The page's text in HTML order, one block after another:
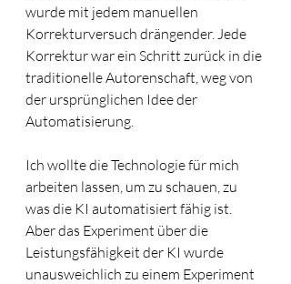
wurde mit jedem manuellen
Korrekturversuch drängender. Jede
Korrektur war ein Schritt zurück in die
traditionelle Autorenschaft, weg von
der ursprünglichen Idee der
Automatisierung.
Ich wollte die Technologie für mich
arbeiten lassen, um zu schauen, zu
was die KI automatisiert fähig ist.
Aber das Experiment über die
Leistungsfähigkeit der KI wurde
unausweichlich zu einem Experiment